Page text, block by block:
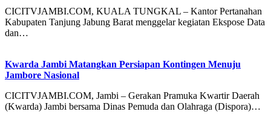
CICITVJAMBI.COM, KUALA TUNGKAL – Kantor Pertanahan
Kabupaten Tanjung Jabung Barat menggelar kegiatan Ekspose Data
dan…
Kwarda Jambi Matangkan Persiapan Kontingen Menuju
Jambore Nasional
CICITVJAMBI.COM, Jambi – Gerakan Pramuka Kwartir Daerah
(Kwarda) Jambi bersama Dinas Pemuda dan Olahraga (Dispora)…